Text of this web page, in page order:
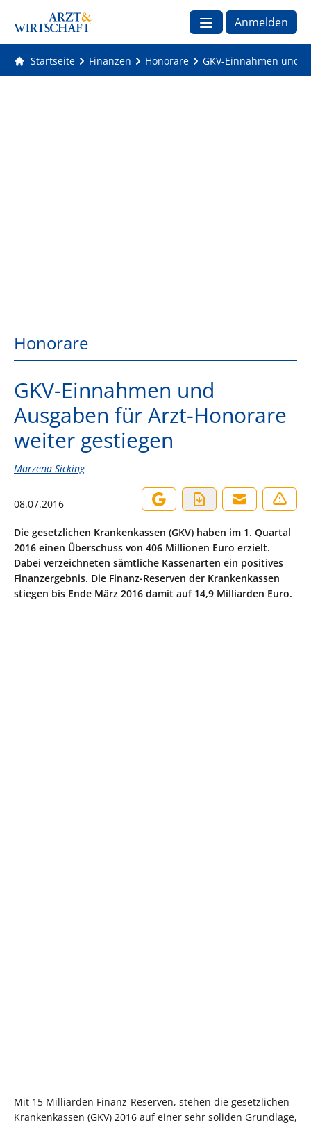
Anmelden
Startseite Finanzen Honorare GKV-Einnahmen und
Honorare
GKV-Einnahmen und
Ausgaben für Arzt-Honorare
weiter gestiegen
Marzena Sicking
08.07.2016
Die gesetzlichen Krankenkassen (GKV) haben im 1. Quartal
2016 einen Überschuss von 406 Millionen Euro erzielt.
Dabei verzeichneten sämtliche Kassenarten ein positives
Finanzergebnis. Die Finanz-Reserven der Krankenkassen
stiegen bis Ende März 2016 damit auf 14,9 Milliarden Euro.
Mit 15 Milliarden Finanz-Reserven, stehen die gesetzlichen
Krankenkassen (GKV) 2016 auf einer sehr soliden Grundlage,